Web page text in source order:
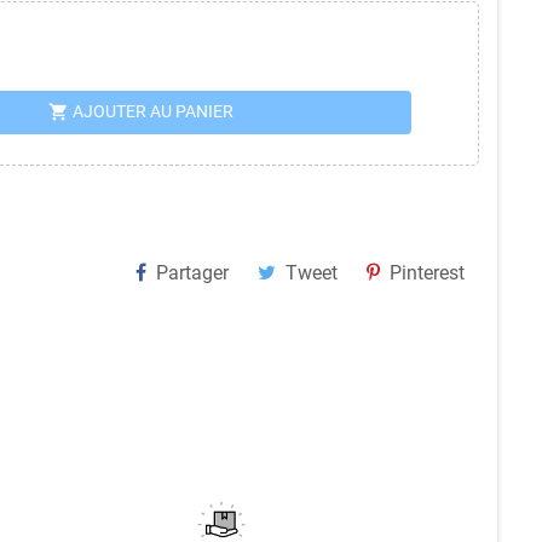
shopping_cart AJOUTER AU PANIER
Partager Tweet Pinterest